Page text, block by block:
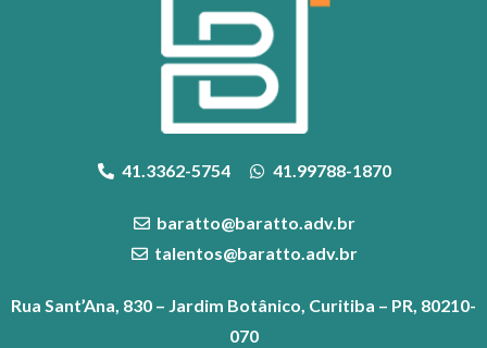
41.3362-5754 41.99788-1870
baratto@baratto.adv.br
talentos@baratto.adv.br
Rua Sant’Ana, 830 – Jardim Botânico, Curitiba – PR, 80210-
070